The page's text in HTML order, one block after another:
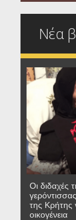
Νέα
Οι διδαχές
της Κρήτης
οικογένεια